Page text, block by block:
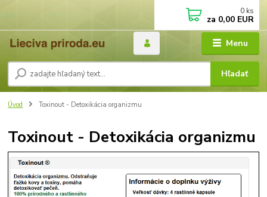
Menu
Hľadať
0 ks
za 0,00 EUR
Úvod Toxinout - Detoxikácia organizmu
Toxinout - Detoxikácia organizmu